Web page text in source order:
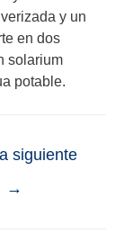
y un
en dos
solarium
potable.
siguiente
→